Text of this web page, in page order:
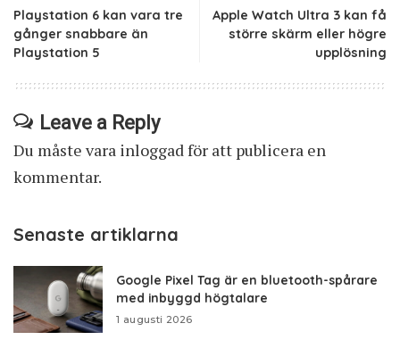
Playstation 6 kan vara tre
gånger snabbare än
Playstation 5
Apple Watch Ultra 3 kan få
större skärm eller högre
upplösning
Leave a Reply
Du måste vara inloggadför att publicera en
kommentar.
Senaste artiklarna
Google Pixel Tag är en bluetooth-spårare
med inbyggd högtalare
1 augusti 2026